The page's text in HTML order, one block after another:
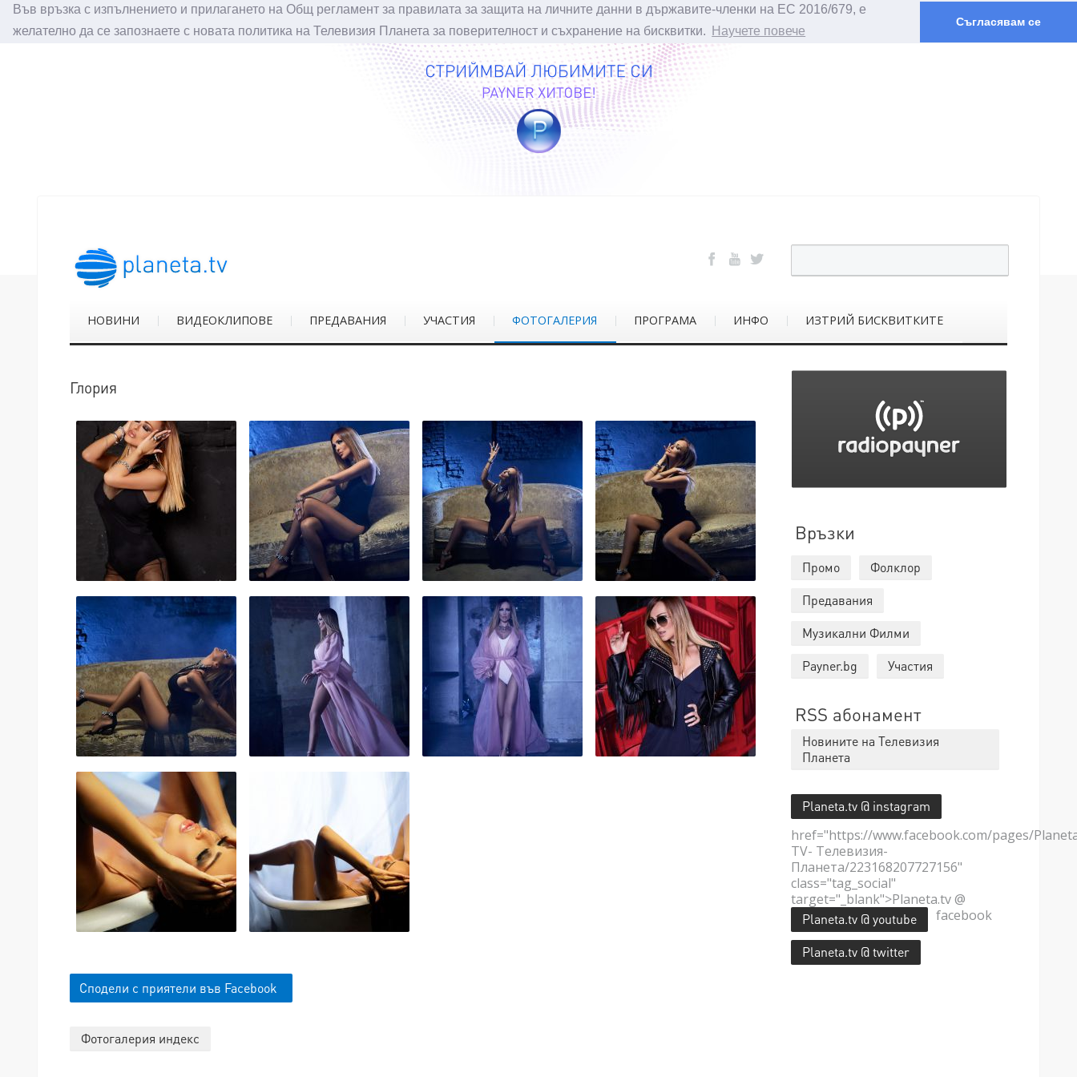
Във връзка с изпълнението и прилагането на Общ регламент за правилата за защита на личните данни в държавите-членки на ЕС 2016/679, е
желателно да се запознаете с новата политика на Телевизия Планета за поверителност и съхранение на бисквитки.
Научете повече
Съгласявам се
НОВИНИ ВИДЕОКЛИПОВЕ ПРЕДАВАНИЯ УЧАСТИЯ ФОТОГАЛЕРИЯ ПРОГРАМА ИНФО ИЗТРИЙ БИСКВИТКИТЕ
Глория
Сподели с приятели във Facebook
Фотогалерия индекс
Връзки
Промо
Фолклор
Предавания
Музикални Филми
Payner.bg
Участия
RSS абонамент
Новините на Телевизия
Планета
Planeta.tv @ instagram
href="https://www.facebook.com/pages/
TV- Телевизия-
Планета/223168207727156"
class="tag_social"
target="_blank">Planeta.tv @
facebook
Planeta.tv @ youtube
Planeta.tv @ twitter